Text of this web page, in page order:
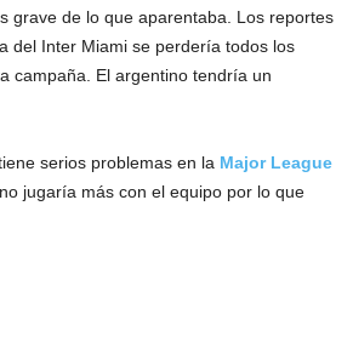
grave de lo que aparentaba. Los reportes
del Inter Miami se perdería todos los
campaña. El argentino tendría un
serios problemas en la Major League
no jugaría más con el equipo por lo que